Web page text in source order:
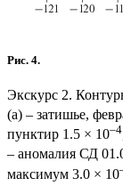
Рис. 4.
Экскурс 2.
(а) – затишье,
пунктир 1.5 × 10–4
– аномалия СД
максимум 3.0 × 10